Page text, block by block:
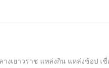
างเยาวราช แหล่งกิน แหล่งช้อป เ